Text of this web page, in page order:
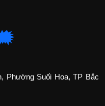
Phường Suối Hoa, TP Bắc